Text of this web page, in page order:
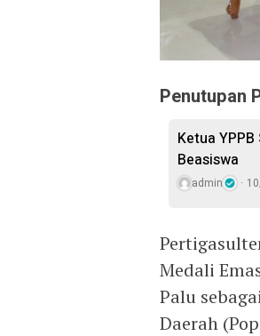
Penutupan
Ketua
Beasiswa
admin
Medali
Palu
Daerah